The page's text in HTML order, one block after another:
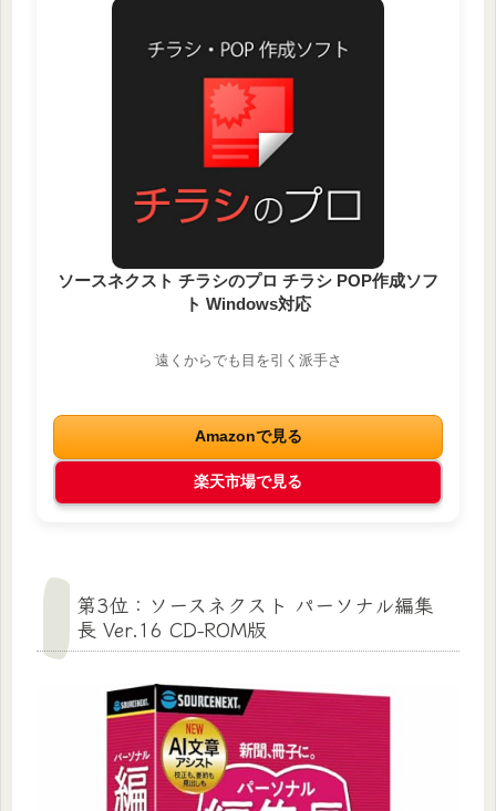
ソースネクスト チラシのプロ チラシ POP作成ソフ
ト Windows対応
遠くからでも目を引く派手さ
Amazonで見る
楽天市場で見る
第3位：ソースネクスト パーソナル編集
長 Ver.16 CD-ROM版